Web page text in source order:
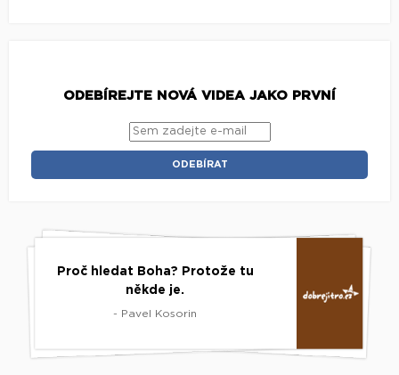
ODEBÍREJTE NOVÁ VIDEA JAKO PRVNÍ
Proč hledat Boha? Protože tu
někde je.
- Pavel Kosorin